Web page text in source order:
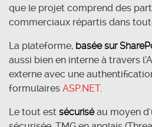
que le projet comprend des
commerciaux répartis dans
La plateforme, basée sur
aussi bien en interne à travers
externe avec une
formulaires ASP.NET.
Le tout est sécuriséau moyen